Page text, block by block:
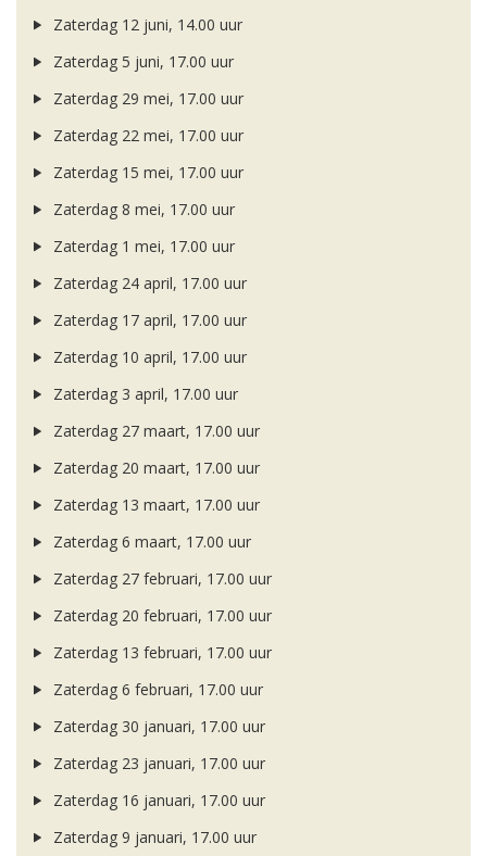
Zaterdag 12 juni, 14.00 uur
Zaterdag 5 juni, 17.00 uur
Zaterdag 29 mei, 17.00 uur
Zaterdag 22 mei, 17.00 uur
Zaterdag 15 mei, 17.00 uur
Zaterdag 8 mei, 17.00 uur
Zaterdag 1 mei, 17.00 uur
Zaterdag 24 april, 17.00 uur
Zaterdag 17 april, 17.00 uur
Zaterdag 10 april, 17.00 uur
Zaterdag 3 april, 17.00 uur
Zaterdag 27 maart, 17.00 uur
Zaterdag 20 maart, 17.00 uur
Zaterdag 13 maart, 17.00 uur
Zaterdag 6 maart, 17.00 uur
Zaterdag 27 februari, 17.00 uur
Zaterdag 20 februari, 17.00 uur
Zaterdag 13 februari, 17.00 uur
Zaterdag 6 februari, 17.00 uur
Zaterdag 30 januari, 17.00 uur
Zaterdag 23 januari, 17.00 uur
Zaterdag 16 januari, 17.00 uur
Zaterdag 9 januari, 17.00 uur